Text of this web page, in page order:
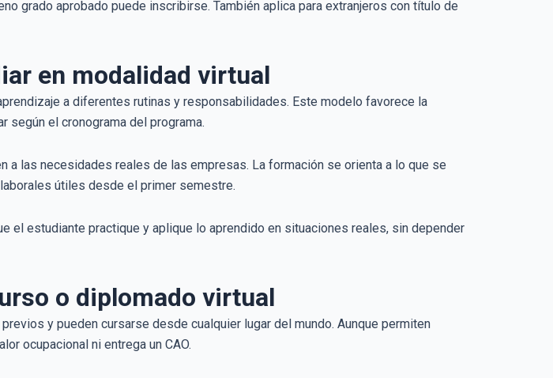
grado aprobado puede inscribirse. También aplica para extranjeros con título de
en modalidad virtual
a diferentes rutinas y responsabilidades. Este modelo favorece la
según el cronograma del programa.
a las necesidades reales de las empresas. La formación se orienta a lo que se
útiles desde el primer semestre.
el estudiante practique y aplique lo aprendido en situaciones reales, sin depender
o diplomado virtual
y pueden cursarse desde cualquier lugar del mundo. Aunque permiten
ocupacional ni entrega un CAO.